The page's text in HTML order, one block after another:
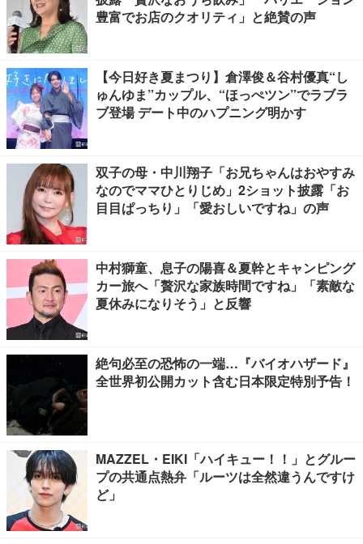
豊富でお店のクオリティ」と絶賛の声
【今日好き夏まつり】倉澤俊＆谷村優真“し
ゅんゆま”カップル、“ほっぺツン”でラブラ
ブ登場 デート中のハプニング明かす
双子の母・中川翔子「お兄ちゃんはおやすみ
なのでママひとりじめ」2ショット披露「お
目目ぱっちり」「愛おしいですね」の声
中村獅童、息子の陽喜＆夏幹とキャンピング
カー旅へ「贅沢な家族時間ですね」「素敵な
夏休みになりそう」と反響
絶句必至の恐怖の一端…『バイオハザード』
全世界初公開カット含む日本限定特別予告！
MAZZEL・EIKI「ハイキュー！！」とグルー
プの共通点熱弁「ルーツは全然違うんですけ
ど」